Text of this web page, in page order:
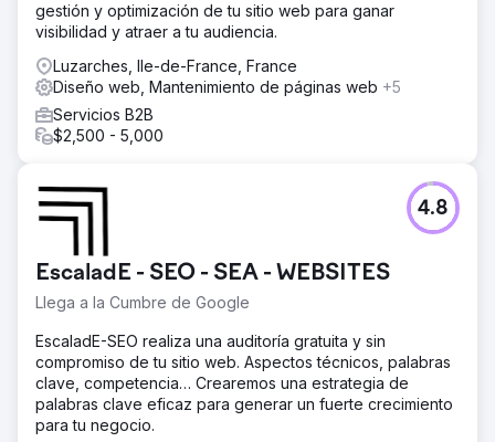
gestión y optimización de tu sitio web para ganar
visibilidad y atraer a tu audiencia.
Luzarches, Ile-de-France, France
Diseño web, Mantenimiento de páginas web +5
Servicios B2B
$2,500 - 5,000
EscaladE - SEO - SEA - WEBSITES
Llega a la Cumbre de Google
4.8
EscaladE-SEO realiza una auditoría gratuita y sin
compromiso de tu sitio web. Aspectos técnicos, palabras
clave, competencia… Crearemos una estrategia de
palabras clave eficaz para generar un fuerte crecimiento
para tu negocio.